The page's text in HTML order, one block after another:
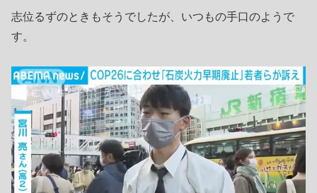
志位るずのときもそうでしたが、いつもの手口のようで
す。